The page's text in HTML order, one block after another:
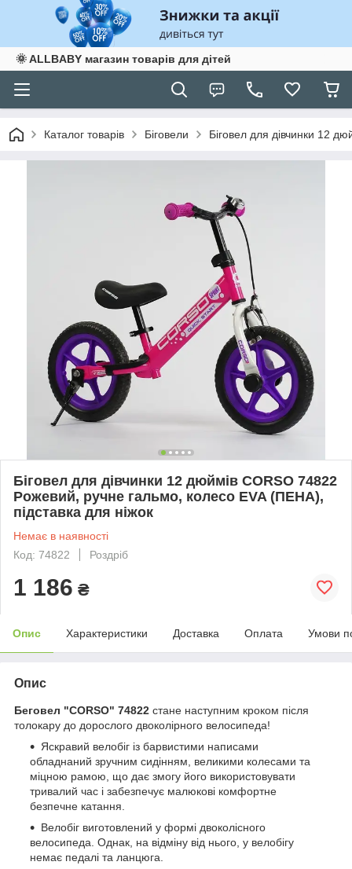
🌞 ALLBABY магазин товарів для дітей
Каталог товарів Біговели Біговел для дівчинки 12
Біговел для дівчинки 12 дюймів CORSO 74822
Рожевий, ручне гальмо, колесо EVA (ПЕНА),
підставка для ніжок
Немає в наявності
Код: 74822
Роздріб
1 186 ₴
Опис Характеристики Доставка Оплата Умови
Опис
Беговел "CORSO" 74822 стане наступним кроком після
толокару до дорослого двоколірного велосипеда!
Яскравий велобіг із барвистими написами
обладнаний зручним сидінням, великими колесами та
міцною рамою, що дає змогу його використовувати
тривалий час і забезпечує малюкові комфортне
безпечне катання.
Велобіг виготовлений у формі двоколісного
велосипеда. Однак, на відміну від нього, у велобігу
немає педалі та ланцюга.